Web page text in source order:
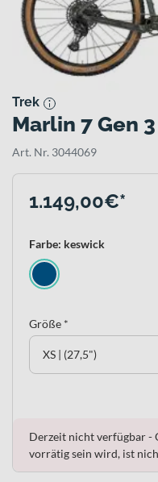
Trek
Marlin 7 Gen 3
Art. Nr. 3044069
1.149,00€*
Farbe: keswick
Größe *
XS | (27,5")
Derzeit nicht verfügbar -
vorrätig sein wird, ist